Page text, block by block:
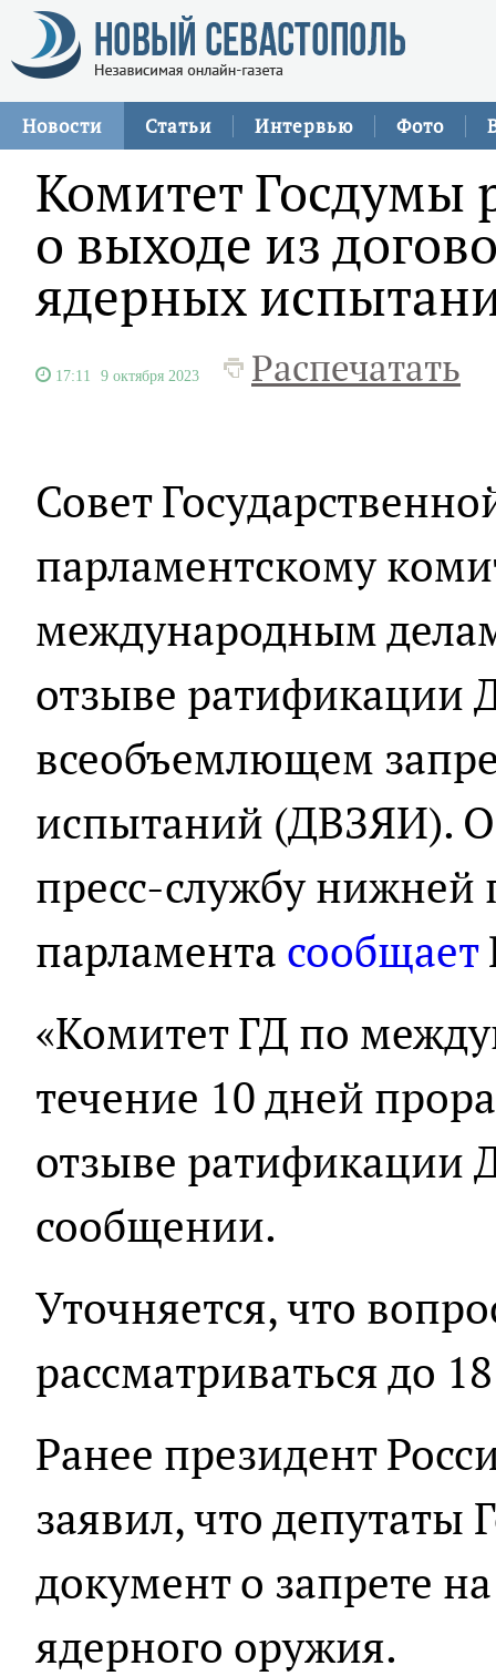
Новости Статьи Интервью Фото
Комитет Госдумы
о выходе из
ядерных
17:11 9 октября 2023 Распечатать
Совет
парламентскому
международным
отзыве ратификации
всеобъемлющем
испытаний (ДВЗЯИ).
пресс-службу нижней
парламента сообщает
«Комитет ГД по
течение 10 дней
отзыве ратификации
сообщении.
Уточняется, что
рассматриваться до
Ранее президент
заявил, что депутаты
документ о запрете
ядерного оружия.